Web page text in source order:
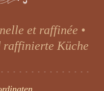
• Warm und